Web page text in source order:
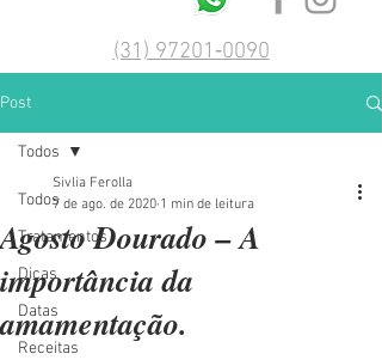
(‪31) 97201‑0090‬
Post
Todos
Tratamentos
Dicas
Datas
Receitas
Todos
Agosto Dourado – A
importância da
amamentação.
Sivlia Ferolla
7 de ago. de 2020 1 min de leitura